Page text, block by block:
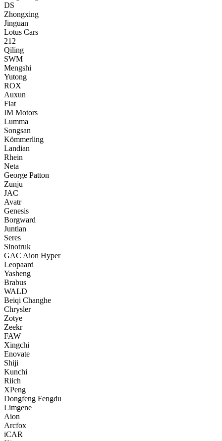
DS
Zhongxing
Jinguan
Lotus Cars
212
Qiling
SWM
Mengshi
Yutong
ROX
Auxun
Fiat
IM Motors
Lumma
Songsan
Kömmerling
Landian
Rhein
Neta
George Patton
Zunju
JAC
Avatr
Genesis
Borgward
Juntian
Seres
Sinotruk
GAC Aion Hyper
Leopaard
Yasheng
Brabus
WALD
Beiqi Changhe
Chrysler
Zotye
Zeekr
FAW
Xingchi
Enovate
Shiji
Kunchi
Riich
XPeng
Dongfeng Fengdu
Limgene
Aion
Arcfox
iCAR